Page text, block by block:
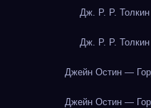
Дж. Р. Р.
Дж. Р. Р.
Джейн Остин —
Джейн Остин —